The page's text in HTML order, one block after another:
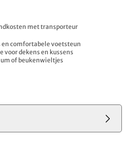
met transporteur
comfortabele voetsteun
voor dekens en kussens
of beukenwieltjes